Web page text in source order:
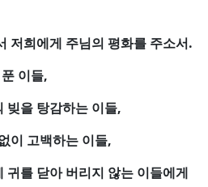
저희에게 주님의 평화를 주소서.
이들,
빚을 탕감하는 이들,
이 고백하는 이들,
귀를 닫아 버리지 않는 이들에게